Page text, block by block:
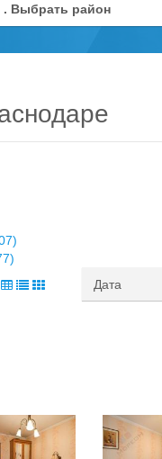
. . Выбрать район